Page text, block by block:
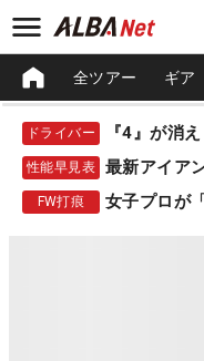
全ツアー ギア
ドライバー
性能早見表 最新アイア
FW打痕 女子プロが